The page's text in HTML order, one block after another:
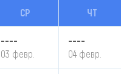
СР ЧТ
----
03 февр.
----
04 февр.